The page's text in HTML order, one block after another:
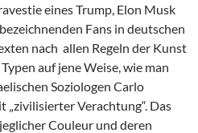
eines Trump, Elon Musk
Fans in deutschen
nach allen Regeln der Kunst
auf jene Weise, wie man
Soziologen Carlo
„zivilisierter Verachtung“. Das
Couleur und deren